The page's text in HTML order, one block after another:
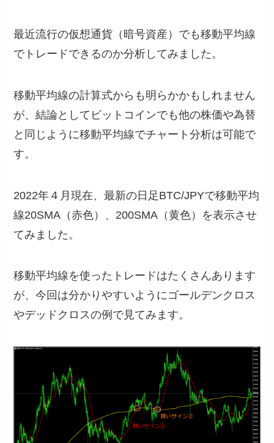
最近流行の仮想通貨（暗号資産）でも移動平均線
でトレードできるのか分析してみました。
移動平均線の計算式からも明らかかもしれません
が、結論としてビットコインでも他の株価や為替
と同じように移動平均線でチャート分析は可能で
す。
2022年４月現在、最新の日足BTC/JPYで移動平均
線20SMA（赤色）、200SMA（黄色）を表示させ
てみました。
移動平均線を使ったトレードはたくさんあります
が、今回は分かりやすいようにゴールデンクロス
やデッドクロスの例で見てみます。